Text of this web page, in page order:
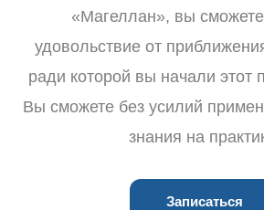
«Магеллан», вы
удовольствие от
ради которой вы начали этот
Вы сможете без усилий
знания на
Записаться